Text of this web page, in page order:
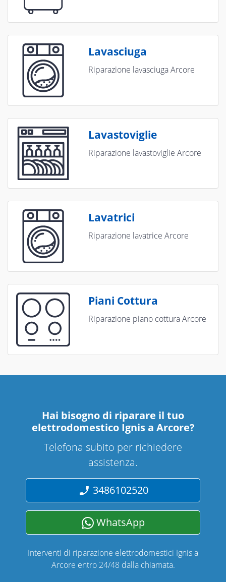
Lavasciuga
Riparazione lavasciuga Arcore
Lavastoviglie
Riparazione lavastoviglie Arcore
Lavatrici
Riparazione lavatrice Arcore
Piani Cottura
Riparazione piano cottura Arcore
Hai bisogno di riparare il tuo
elettrodomestico Ignis a Arcore?
Telefona subito per richiedere
assistenza.
3486102520
WhatsApp
Interventi di riparazione elettrodomestici Ignis a
Arcore entro 24/48 dalla chiamata.